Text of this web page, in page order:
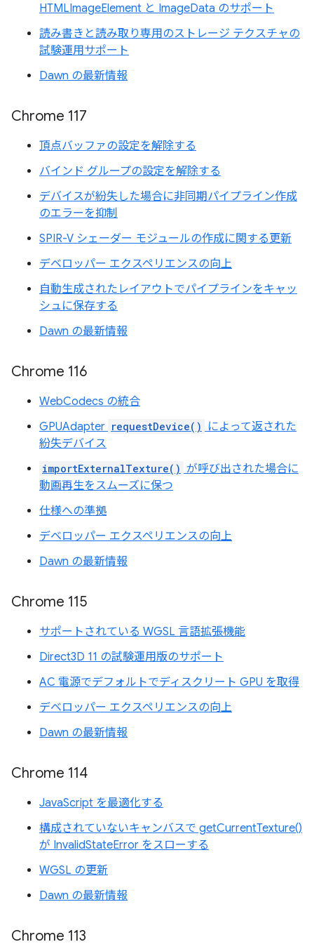
HTMLImageElement と ImageData のサポート
読み書きと読み取り専用のストレージ テクスチャの
試験運用サポート
Dawn の最新情報
Chrome 117
頂点バッファの設定を解除する
バインド グループの設定を解除する
デバイスが紛失した場合に非同期パイプライン作成
のエラーを抑制
SPIR-V シェーダー モジュールの作成に関する更新
デベロッパー エクスペリエンスの向上
自動生成されたレイアウトでパイプラインをキャッ
シュに保存する
Dawn の最新情報
Chrome 116
WebCodecs の統合
GPUAdapter requestDevice()
によって返された
紛失デバイス
importExternalTexture() が呼び出された場合に
動画再生をスムーズに保つ
仕様への準拠
デベロッパー エクスペリエンスの向上
Dawn の最新情報
Chrome 115
サポートされている WGSL 言語拡張機能
Direct3D 11 の試験運用版のサポート
AC 電源でデフォルトでディスクリート GPU を取得
デベロッパー エクスペリエンスの向上
Dawn の最新情報
Chrome 114
JavaScript を最適化する
構成されていないキャンバスで getCurrentTexture()
が InvalidStateError をスローする
WGSL の更新
Dawn の最新情報
Chrome 113